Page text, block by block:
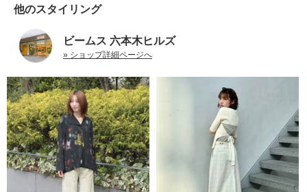
他のスタイリング
ビームス 六本木ヒルズ
» ショップ詳細ページへ